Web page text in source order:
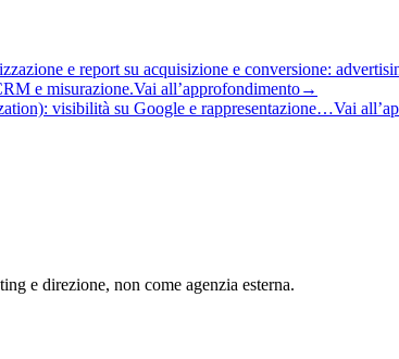
e report su acquisizione e conversione:
e misurazione.Vai all’approfondimento→
visibilità su Google e rappresentazione…Vai
e direzione, non come agenzia esterna.